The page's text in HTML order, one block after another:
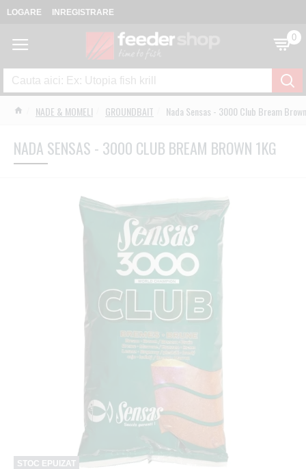
LOGARE INREGISTRARE
0
NADE & MOMELI GROUNDBAIT Nada Sensas - 3000 Club Bream
NADA SENSAS - 3000 CLUB BREAM BROWN 1KG
STOC EPUIZAT